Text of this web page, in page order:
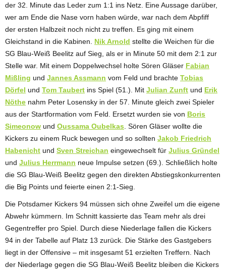
der 32. Minute das Leder zum 1:1 ins Netz. Eine Aussage darüber,
wer am Ende die Nase vorn haben würde, war nach dem Abpfiff
der ersten Halbzeit noch nicht zu treffen. Es ging mit einem
Gleichstand in die Kabinen. Nik Arnold stellte die Weichen für die
SG Blau-Weiß Beelitz auf Sieg, als er in Minute 50 mit dem 2:1 zur
Stelle war. Mit einem Doppelwechsel holte Sören Gläser Fabian
Mißling und Jannes Assmann vom Feld und brachte Tobias
Dörfel und Tom Taubert ins Spiel (51.). Mit Julian Zunft und Erik
Nöthe nahm Peter Losensky in der 57. Minute gleich zwei Spieler
aus der Startformation vom Feld. Ersetzt wurden sie von Boris
Simeonow und Oussama Oubelkas . Sören Gläser wollte die
Kickers zu einem Ruck bewegen und so sollten Jakob Friedrich
Habenicht und Sven Streichan eingewechselt für Julius Gründel
und Julius Herrmann neue Impulse setzen (69.). Schließlich holte
die SG Blau-Weiß Beelitz gegen den direkten Abstiegskonkurrenten
die Big Points und feierte einen 2:1-Sieg.
Die Potsdamer Kickers 94 müssen sich ohne Zweifel um die eigene
Abwehr kümmern. Im Schnitt kassierte das Team mehr als drei
Gegentreffer pro Spiel. Durch diese Niederlage fallen die Kickers
94 in der Tabelle auf Platz 13 zurück. Die Stärke des Gastgebers
liegt in der Offensive – mit insgesamt 51 erzielten Treffern. Nach
der Niederlage gegen die SG Blau-Weiß Beelitz bleiben die Kickers